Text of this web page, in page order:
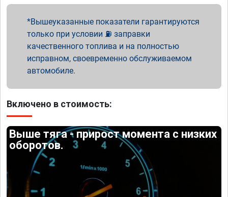
Вышеуказанные показатели гарантируются
только при условии ⛽ заправки
качественного топлива и на полностью
исправном, своевременно обслуживаемом
автомобиле.
Включено в стоимость:
Выше тяга - прирост момента с низких
оборотов.